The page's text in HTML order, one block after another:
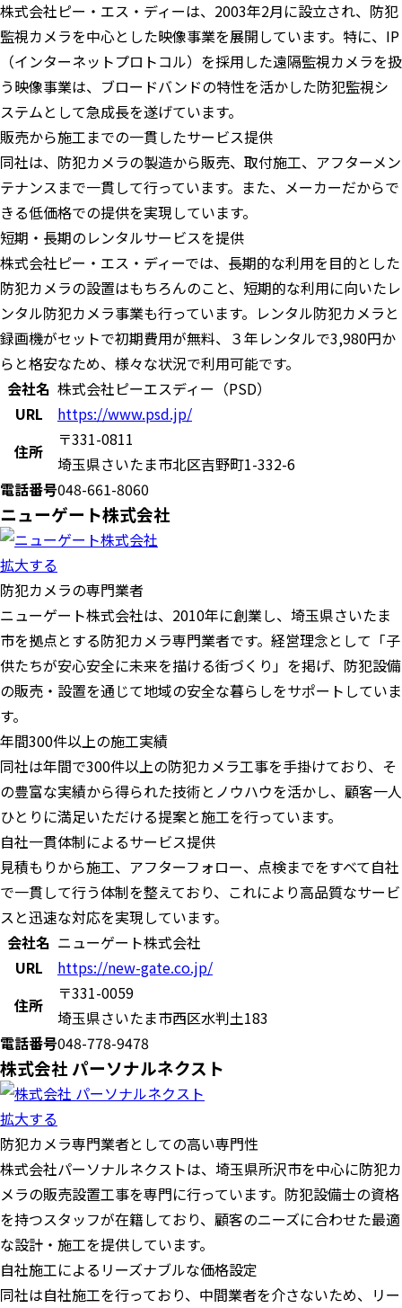
株式会社ピー・エス・ディーは、2003年2月に設立され、防犯
監視カメラを中心とした映像事業を展開しています。​特に、IP
（インターネットプロトコル）を採用した遠隔監視カメラを扱
う映像事業は、ブロードバンドの特性を活かした防犯監視シ
ステムとして急成長を遂げています。
販売から施工までの一貫したサービス提供
同社は、防犯カメラの製造から販売、取付施工、アフターメン
テナンスまで一貫して行っています。​また、メーカーだからで
きる低価格での提供を実現しています。
短期・長期のレンタルサービスを提供​
株式会社ピー・エス・ディーでは、長期的な利用を目的とした
防犯カメラの設置はもちろんのこと、短期的な利用に向いたレ
ンタル防犯カメラ事業も行っています。​レンタル防犯カメラと
録画機がセットで初期費用が無料、３年レンタルで3,980円か
らと格安なため、様々な状況で利用可能です。
会社名 株式会社ピーエスディー（PSD）
URL
https://www.psd.jp/
住所
〒331-0811
埼玉県さいたま市北区吉野町1-332-6
電話番号048-661-8060
ニューゲート株式会社
拡大する
防犯カメラの専門業者
ニューゲート株式会社は、2010年に創業し、埼玉県さいたま
市を拠点とする防犯カメラ専門業者です。経営理念として「子
供たちが安心安全に未来を描ける街づくり」を掲げ、防犯設備
の販売・設置を通じて地域の安全な暮らしをサポートしていま
す。
年間300件以上の施工実績
同社は年間で300件以上の防犯カメラ工事を手掛けており、そ
の豊富な実績から得られた技術とノウハウを活かし、顧客一人
ひとりに満足いただける提案と施工を行っています。
自社一貫体制によるサービス提供
見積もりから施工、アフターフォロー、点検までをすべて自社
で一貫して行う体制を整えており、これにより高品質なサービ
スと迅速な対応を実現しています。
会社名 ニューゲート株式会社
URL
https://new-gate.co.jp/
住所
〒331-0059
埼玉県さいたま市西区水判土183
電話番号048-778-9478
株式会社 パーソナルネクスト
拡大する
防犯カメラ専門業者としての高い専門性
株式会社パーソナルネクストは、埼玉県所沢市を中心に防犯カ
メラの販売設置工事を専門に行っています。​防犯設備士の資格
を持つスタッフが在籍しており、顧客のニーズに合わせた最適
な設計・施工を提供しています。
自社施工によるリーズナブルな価格設定
同社は自社施工を行っており、中間業者を介さないため、リー